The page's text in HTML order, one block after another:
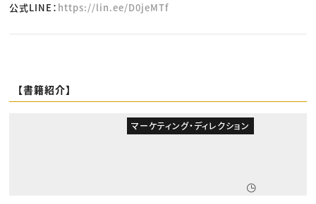
公式LINE： https://lin.ee/D0jeMTf
【書籍紹介】
マーケティング・ディレクション